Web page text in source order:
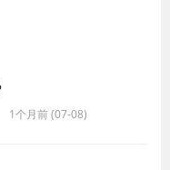
1个月前 (07-08)